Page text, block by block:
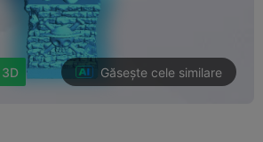
Găsește cele similare